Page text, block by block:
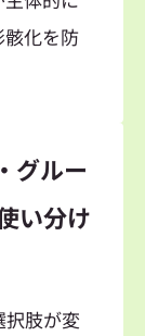
骸化を防
グルー
い分け
択肢が変